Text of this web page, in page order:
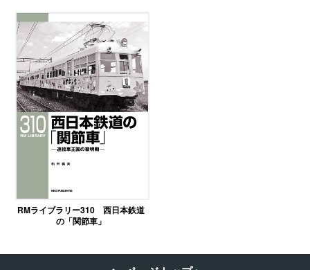
RMライブラリー310 西日本鉄道
の「関節車」